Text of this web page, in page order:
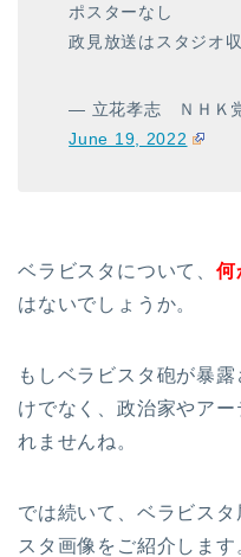
ポスターなし
政見放送はスタジオ
— 立花孝志 ＮＨＫ
June 19, 2022
ベラビスタについて、 何
はないでしょうか。
もしベラビスタ砲が暴
けでなく、政治家やア
れませんね。
では続いて、ベラビス
スタ画像をご紹介します